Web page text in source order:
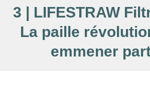
3 | LIFESTRAW
La paille
emmener